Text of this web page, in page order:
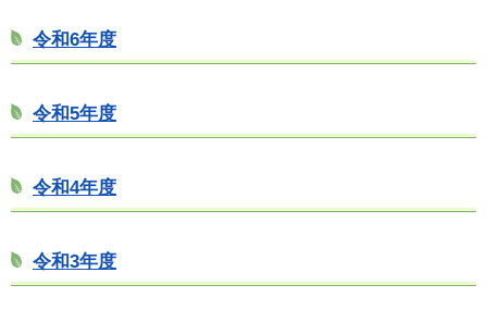
令和6年度
令和5年度
令和4年度
令和3年度